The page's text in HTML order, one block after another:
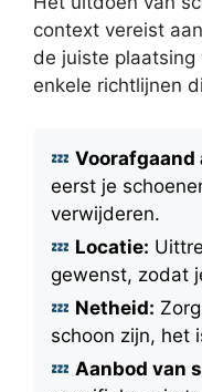
context vereist
de juiste plaatsing
enkele richtlijnen
eerst je
verwijderen.
Locatie:
gewenst, zodat
Netheid:
schoon zijn, het
Aanbod van